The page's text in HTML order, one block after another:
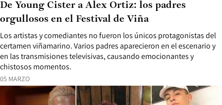
05 MARZO
Los artistas y comediantes no fueron los únicos protagonistas del
certamen viñamarino. Varios padres aparecieron en el escenario y
en las transmisiones televisivas, causando emocionantes y
chistosos momentos.
De Young Cister a Alex Ortiz: los padres
orgullosos en el Festival de Viña